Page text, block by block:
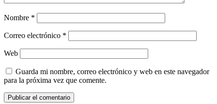
Nombre *
Correo electrónico *
Web
Guarda mi nombre, correo electrónico y web en este navegador
para la próxima vez que comente.